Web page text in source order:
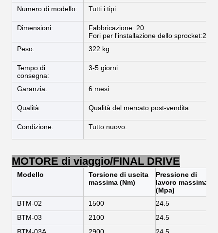
Numero di modello: Tutti i tipi
Dimensioni:
Fabbricazione: 20
Fori per l'installazione dello sprocket:26
Peso:
322 kg
Tempo di
consegna:
3-5 giorni
Garanzia: 6 mesi
Qualità Qualità del mercato post-vendita
Condizione: Tutto nuovo.
MOTORE di viaggio/FINAL DRIVE
Modello
Torsione di uscita
massima (Nm)
Pressione di
lavoro massima
(Mpa)
BTM-02
1500
24.5
BTM-03
2100
24.5